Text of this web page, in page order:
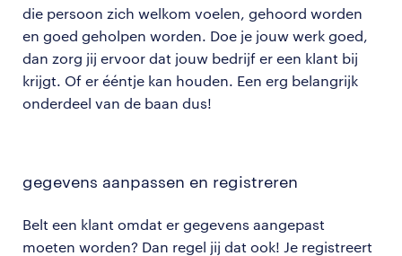
die persoon zich welkom voelen, gehoord worden
en goed geholpen worden. Doe je jouw werk goed,
dan zorg jij ervoor dat jouw bedrijf er een klant bij
krijgt. Of er ééntje kan houden. Een erg belangrijk
onderdeel van de baan dus!
gegevens aanpassen en registreren
Belt een klant omdat er gegevens aangepast
moeten worden? Dan regel jij dat ook! Je registreert